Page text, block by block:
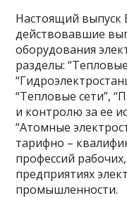
Настоящий выпуск
действовавшие
оборудования
разделы:
“Тепловые сети”,
и контролю за ее
“Атомные
тарифно –
профессий
предприятиях
промышленности.